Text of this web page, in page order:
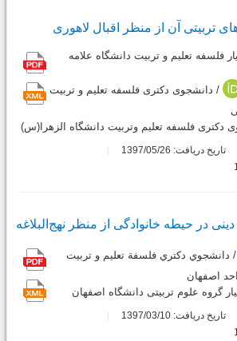
تربیتی آن از منظر اقبال لاهوری
فلسفه تعلیم و تربیت دانشگاه علامه
/ دانشجوی دکتری فلسفه تعلیم و تربیت
دکتری فلسفه تعلیم وتربیت دانشگاه الزهرا(س)
تاریخ دریافت: 1397/05/26
در حیطه خانوادگی از منظر نهج‌البلاغه
/ دانشجوي دكتري فلسفة تعليم و تربيت
اصفهان
گروه علوم تربیتی دانشگاه اصفهان
تاریخ دریافت: 1397/03/10